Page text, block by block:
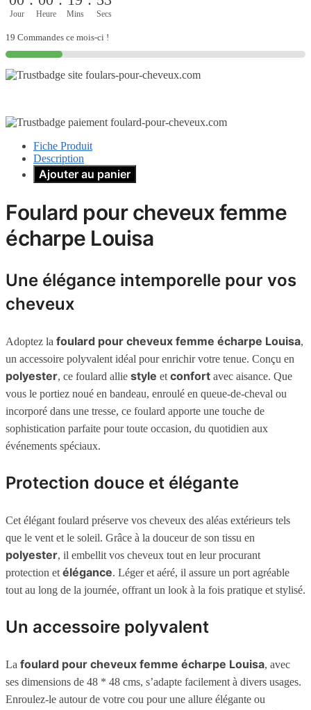
Jour Heure Mins Secs
19 Commandes ce mois-ci !
Fiche Produit
Description
Ajouter au panier
Foulard pour cheveux femme
écharpe Louisa
Une élégance intemporelle pour vos
cheveux
Adoptez la foulard pour cheveux femme écharpe Louisa,
un accessoire polyvalent idéal pour enrichir votre tenue. Conçu en
polyester, ce foulard allie style et confort avec aisance. Que
vous le portiez noué en bandeau, enroulé en queue-de-cheval ou
incorporé dans une tresse, ce foulard apporte une touche de
sophistication parfaite pour toute occasion, du quotidien aux
événements spéciaux.
Protection douce et élégante
Cet élégant foulard préserve vos cheveux des aléas extérieurs tels
que le vent et le soleil. Grâce à la douceur de son tissu en
polyester, il embellit vos cheveux tout en leur procurant
protection et élégance. Léger et aéré, il assure un port agréable
tout au long de la journée, offrant un look à la fois pratique et stylisé.
Un accessoire polyvalent
La foulard pour cheveux femme écharpe Louisa, avec
ses dimensions de 48 * 48 cms, s’adapte facilement à divers usages.
Enroulez-le autour de votre cou pour une allure élégante ou